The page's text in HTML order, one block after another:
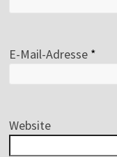
E-Mail-Adresse *
Website